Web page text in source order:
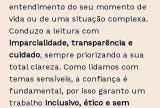
entendimento do seu momento de
vida ou de uma situação complexa.
Conduzo a leitura com
imparcialidade, transparência e
cuidado, sempre priorizando a sua
total clareza. Como lidamos com
temas sensíveis, a confiança é
fundamental, por isso garanto um
trabalho inclusivo, ético e sem